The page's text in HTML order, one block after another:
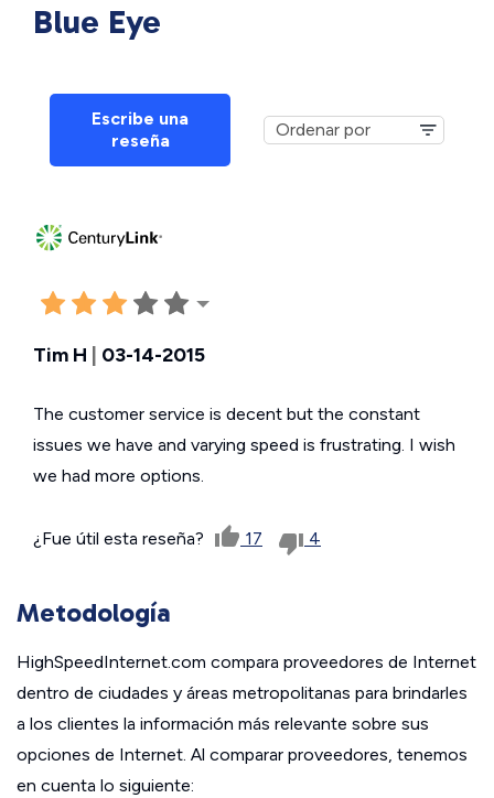
Blue Eye
Escribe una
reseña
Tim H 03-14-2015
The customer service is decent but the constant
issues we have and varying speed is frustrating. I wish
we had more options.
¿Fue útil esta reseña? 17 4
Metodología
HighSpeedInternet.com compara proveedores de Internet
dentro de ciudades y áreas metropolitanas para brindarles
a los clientes la información más relevante sobre sus
opciones de Internet. Al comparar proveedores, tenemos
en cuenta lo siguiente: